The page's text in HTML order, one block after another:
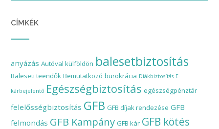
CÍMKÉK
anyázás Autóval külföldön balesetbiztosítás
Baleseti teendők Bemutatkozó bürokrácia Diákbiztosítás E-
kárbejelentő Egészségbiztosítás egészségpénztár
felelősségbiztosítás GFB GFB díjak rendezése GFB
felmondás GFB Kampány GFB kár GFB kötés